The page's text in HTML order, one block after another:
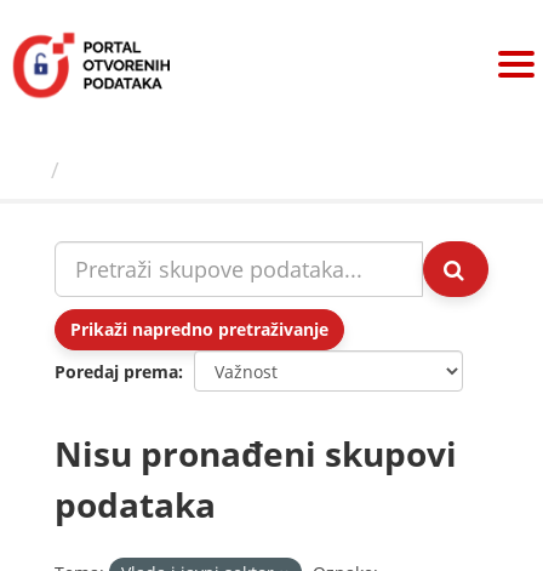
sadržaj
Prikaži napredno pretraživanje
Poredaj prema
Nisu pronađeni skupovi
podataka